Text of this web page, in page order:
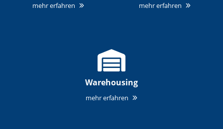
mehr erfahren mehr erfahren
Warehousing
mehr erfahren